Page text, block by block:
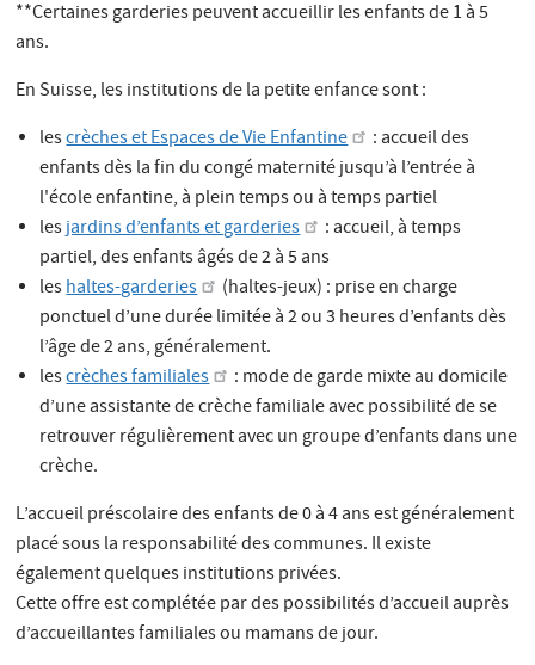
**Certaines garderies peuvent accueillir les enfants de 1 à 5
ans.
En Suisse, les institutions de la petite enfance sont :
lescrèches et Espaces de Vie Enfantine
: accueil des
enfants dès la fin du congé maternité jusqu’à l’entrée à
l'école enfantine, à plein temps ou à temps partiel
lesjardins d’enfants et garderies
: accueil, à temps
partiel, des enfants âgés de 2 à 5 ans
leshaltes-garderies
(haltes-jeux) : prise en charge
ponctuel d’une durée limitée à 2 ou 3 heures d’enfants dès
l’âge de 2 ans, généralement.
lescrèches familiales
: mode de garde mixte au domicile
d’une assistante de crèche familiale avec possibilité de se
retrouver régulièrement avec un groupe d’enfants dans une
crèche.
L’accueil préscolaire des enfants de 0 à 4 ans est généralement
placé sous la responsabilité des communes. Il existe
également quelques institutions privées.
Cette offre est complétée par des possibilités d’accueil auprès
d’accueillantes familiales ou mamans de jour.